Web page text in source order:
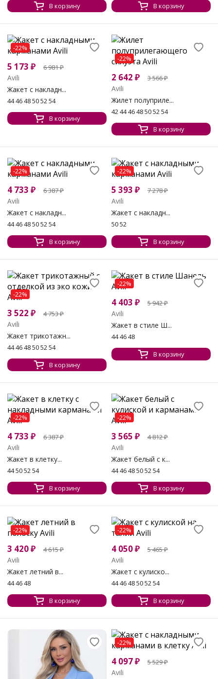
В корзину В корзину
-22%
5 173 ₽ 6 981₽
Avili
Жакет с накладн...
44 46 48 50 52 54
В корзину
-22%
2 642 ₽ 3 566₽
Avili
Жилет полуприле...
42 44 46 48 50 52 54
В корзину
-22%
4 733 ₽ 6 387₽
Avili
Жакет с накладн...
44 46 48 50 52 54
В корзину
-22%
5 393 ₽ 7 278₽
Avili
Жакет с накладн...
50 52
В корзину
-22%
3 522 ₽ 4 753₽
Avili
Жакет трикотажн...
44 46 48 50 52 54
В корзину
-22%
4 403 ₽ 5 942₽
Avili
Жакет в стиле Ш...
44 46 48
В корзину
-22%
4 733 ₽ 6 387₽
Avili
Жакет в клетку...
44 50 52 54
В корзину
-22%
3 565 ₽ 4 812₽
Avili
Жакет белый с к...
44 46 48 50 52 54
В корзину
-22%
3 420₽ 4 615₽
Avili
Жакет летний в...
44 46 48
В корзину
-22%
4 050₽ 5 465₽
Avili
Жакет с кулиско...
44 46 48 50 52 54
В корзину
-22%
4 097₽ 5 529₽
Avili